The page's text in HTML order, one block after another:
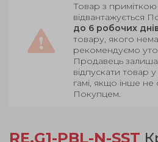
Товар з приміткою
відвантажується
до 6 робочих
товару, якого
рекомендуємо
Продавець
відпускати товар
гамі, якщо інше
Покупцем.
RE.G1-PBL-N-SST